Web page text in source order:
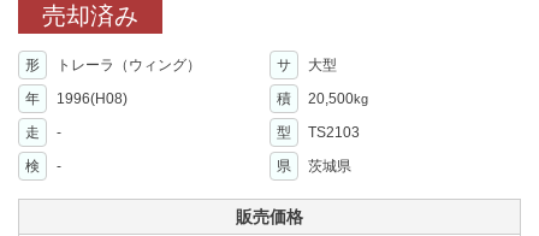
売却済み
形 トレーラ（ウィング） サ
大型
年
1996(H08) 積 20,500kg
走 - 型
TS2103
検
- 県 茨城県
販売価格